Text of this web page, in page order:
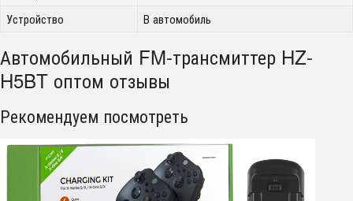
Устройство
В автомобиль
Автомобильный FM-трансмиттер HZ-
H5BT оптом отзывы
Рекомендуем посмотреть